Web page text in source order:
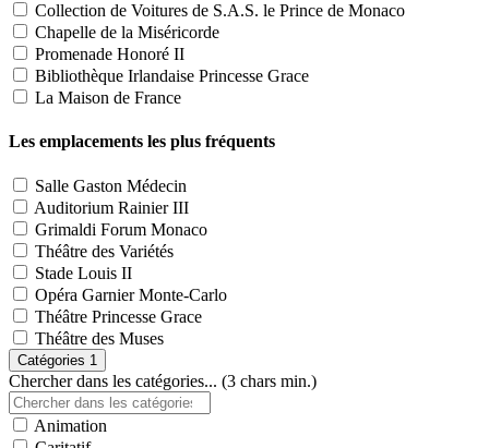
Collection de Voitures de S.A.S. le Prince de Monaco
Chapelle de la Miséricorde
Promenade Honoré II
Bibliothèque Irlandaise Princesse Grace
La Maison de France
Les emplacements les plus fréquents
Salle Gaston Médecin
Auditorium Rainier III
Grimaldi Forum Monaco
Théâtre des Variétés
Stade Louis II
Opéra Garnier Monte-Carlo
Théâtre Princesse Grace
Théâtre des Muses
Catégories 1
Chercher dans les catégories... (3 chars min.)
Animation